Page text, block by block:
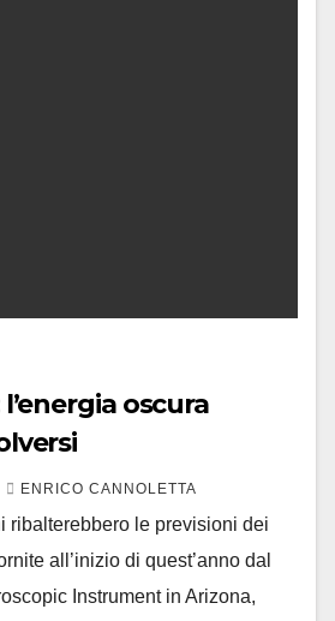
oscura
ENRICO CANNOLETTA
ribalterebbero le previsioni dei
all’inizio di quest’anno dal
Instrument in Arizona,